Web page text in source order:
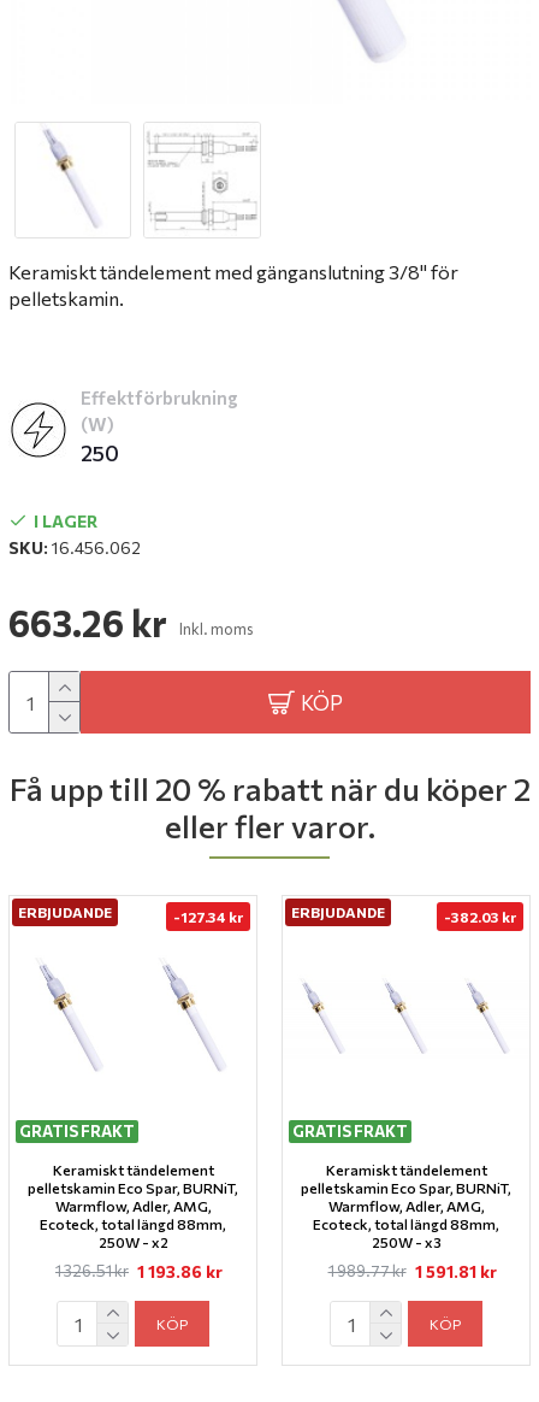
Keramiskt tändelement med gänganslutning 3/8" för
pelletskamin.
Effektförbrukning
(W)
250
I LAGER
SKU: 16.456.062
663.26 kr Inkl. moms
KÖP
Få upp till 20 % rabatt när du köper 2
eller fler varor.
ERBJUDANDE
GRATIS FRAKT
-127.34 kr
Keramiskt tändelement
pelletskamin Eco Spar, BURNiT,
Warmflow, Adler, AMG,
Ecoteck, total längd 88mm,
250W - x2
1 193.86 kr
1 326.51 kr
KÖP
ERBJUDANDE
GRATIS FRAKT
-382.03 kr
Keramiskt tändelement
pelletskamin Eco Spar, BURNiT,
Warmflow, Adler, AMG,
Ecoteck, total längd 88mm,
250W - x3
1 591.81 kr
1 989.77 kr
KÖP